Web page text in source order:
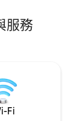
服務
Fi